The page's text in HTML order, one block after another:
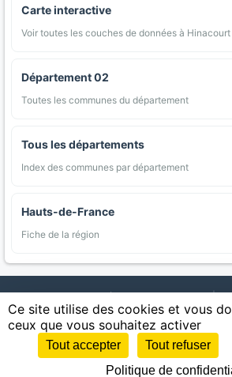
Carte interactive
Voir toutes les couches de données à Hinacourt
Département 02
Toutes les communes du département
Tous les départements
Index des communes par département
Hauts-de-France
Fiche de la région
AgriMap — Données agricoles ouvertes |
Appellations | Regions | Cultures | Zones
Littoral | Espaces naturels | Statistiques
| Confidentialite | CGU | CGV
Sources : IGN, INSEE, Météo-France, SAFER, INRAE,
l'Agriculture
Ce site utilise des cookies et vous
ceux que vous souhaitez activer
Tout accepter Tout refuser
Politique de